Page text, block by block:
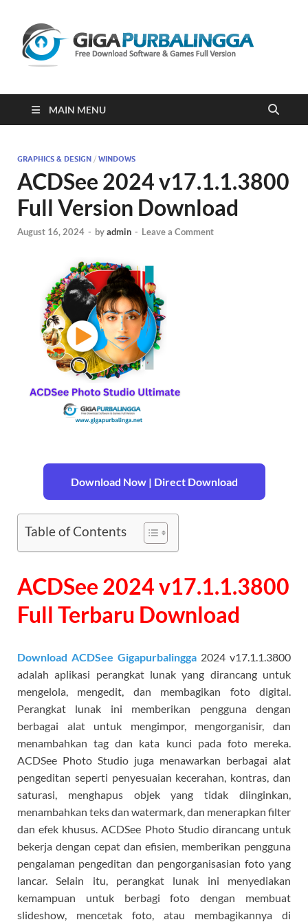
2023
MAIN MENU
GRAPHICS & DESIGN / WINDOWS
ACDSee 2024 v17.1.1.3800
Full Version Download
August 16, 2024 - byadmin - Leave a Comment
Download Now | Direct Download
Table of Contents
ACDSee 2024 v17.1.1.3800
Full Terbaru Download
Download ACDSee Gigapurbalingga 2024 v17.1.1.3800
adalah aplikasi perangkat lunak yang dirancang untuk
mengelola, mengedit, dan membagikan foto digital.
Perangkat lunak ini memberikan pengguna dengan
berbagai alat untuk mengimpor, mengorganisir, dan
menambahkan tag dan kata kunci pada foto mereka.
ACDSee Photo Studio juga menawarkan berbagai alat
pengeditan seperti penyesuaian kecerahan, kontras, dan
saturasi, menghapus objek yang tidak diinginkan,
menambahkan teks dan watermark, dan menerapkan filter
dan efek khusus. ACDSee Photo Studio dirancang untuk
bekerja dengan cepat dan efisien, memberikan pengguna
pengalaman pengeditan dan pengorganisasian foto yang
lancar. Selain itu, perangkat lunak ini menyediakan
kemampuan untuk berbagi foto dengan membuat
slideshow, mencetak foto, atau membagikannya di